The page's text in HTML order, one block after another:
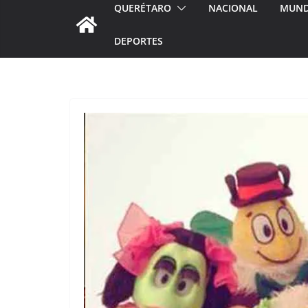
QUERÉTARO NACIONAL
DEPORTES